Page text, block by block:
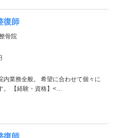
復師
骨院
内業務全般。 希望に合わせて個々に
。 【経験・資格】<…
復師